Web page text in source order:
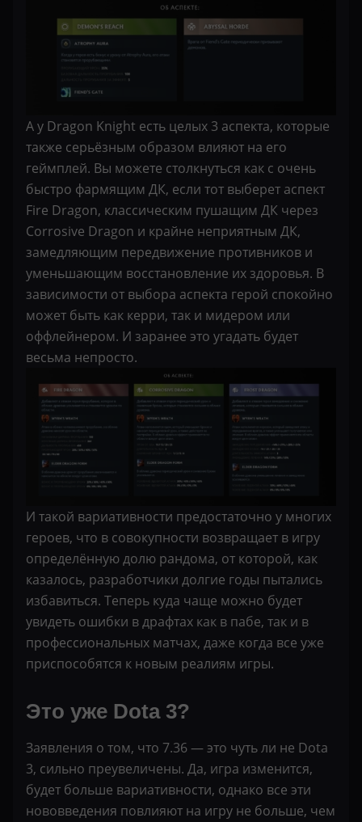
А у Dragon Knight есть целых 3 аспекта, которые
также серьёзным образом влияют на его
геймплей. Вы можете столкнуться как с очень
быстро фармящим ДК, если тот выберет аспект
Fire Dragon, классическим пушащим ДК через
Corrosive Dragon и крайне неприятным ДК,
замедляющим передвижение противников и
уменьшающим восстановление их здоровья. В
зависимости от выбора аспекта герой спокойно
может быть как керри, так и мидером или
оффлейнером. И заранее это угадать будет
весьма непросто.
И такой вариативности предостаточно у многих
героев, что в совокупности возвращает в игру
определённую долю рандома, от которой, как
казалось, разработчики долгие годы пытались
избавиться. Теперь куда чаще можно будет
увидеть ошибки в драфтах как в пабе, так и в
профессиональных матчах, даже когда все уже
приспособятся к новым реалиям игры.
Это уже Dota 3?
Заявления о том, что 7.36 — это чуть ли не Dota
3, сильно преувеличены. Да, игра изменится,
будет больше вариативности, однако все эти
нововведения повлияют на игру не больше, чем